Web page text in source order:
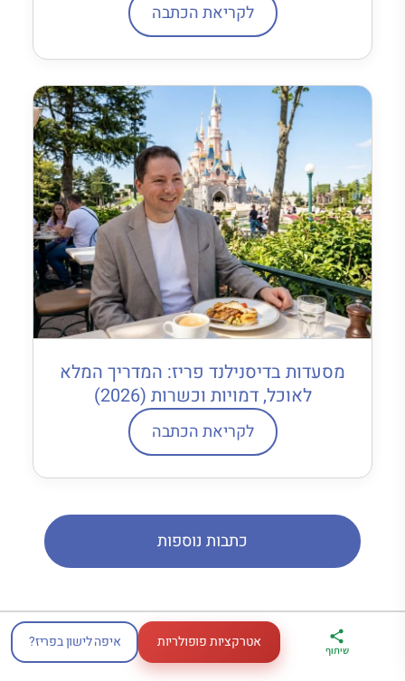
לקריאת הכתבה
מסעדות בדיסנילנד פריז: המדריך המלא
לאוכל, דמויות וכשרות (2026)
לקריאת הכתבה
כתבות נוספות
ארגז הכלים שלי
לטיול בצרפת
מדריך פריז
במתנה
דברו
איתי בווטסאפ
שיתוף אטרקציות פופולריות איפה לישון בפריז?